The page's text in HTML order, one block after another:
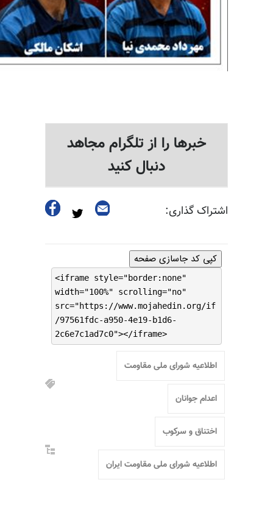
خبرها را از تلگرام مجاهد
دنبال کنید
اشتراک گذاری:
کپی کد جاسازی صفحه
<iframe style="border:none"
width="100%" scrolling="no"
src="https://www.mojahedin.org/if
/97561fdc-a950-4e19-b1d6-
2c6e7c1ad7c0"></iframe>
اطلاعیه شورای ملی مقاومت
اعدام جوانان
اختناق و سرکوب
اطلاعیه شورای ملی مقاومت ایران